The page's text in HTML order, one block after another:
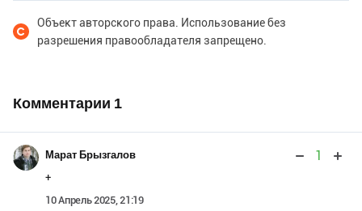
Объект авторского права. Использование без
разрешения правообладателя запрещено.
Комментарии 1
Марат Брызгалов 1
+
10 Апрель 2025, 21:19